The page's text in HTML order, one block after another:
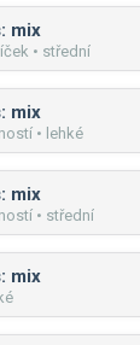
mix
• střední
mix
• lehké
mix
• střední
mix